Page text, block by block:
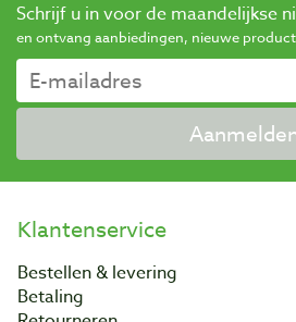
Schrijf u in voor de maandelijkse
en ontvang aanbiedingen, nieuwe
Klantenservice
Bestellen & levering
Betaling